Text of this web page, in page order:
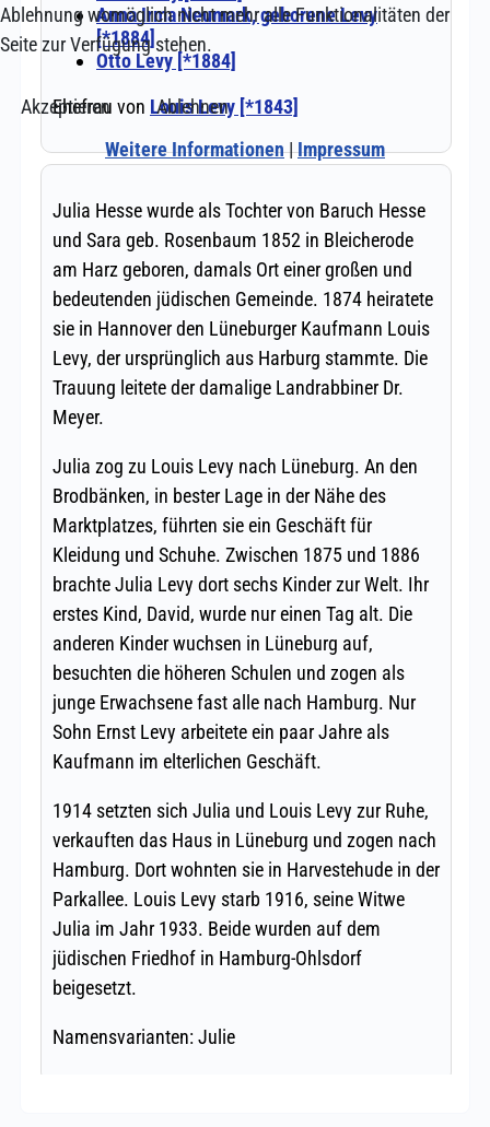
Ablehnung womöglich nicht mehr alle Funktionalitäten der
Seite zur Verfügung stehen.
Akzeptieren
Ablehnen
Weitere Informationen|Impressum